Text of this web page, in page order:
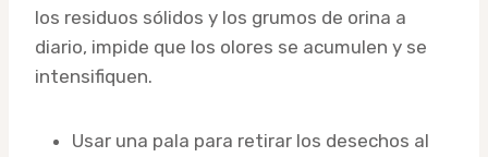
los residuos sólidos y los grumos de orina a
diario, impide que los olores se acumulen y se
intensifiquen.
Usar una pala para retirar los desechos al